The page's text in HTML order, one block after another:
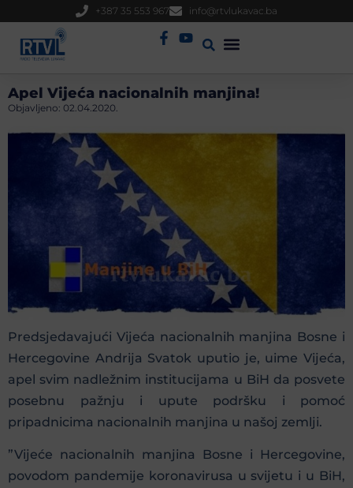
+387 35 553 967 info@rtvlukavac.ba
Apel Vijeća nacionalnih manjina!
Objavljeno: 02.04.2020.
Predsjedavajući Vijeća nacionalnih manjina Bosne i
Hercegovine Andrija Svatok uputio je, uime Vijeća,
apel svim nadležnim institucijama u BiH da posvete
posebnu pažnju i upute podršku i pomoć
pripadnicima nacionalnih manjina u našoj zemlji.
”Vijeće nacionalnih manjina Bosne i Hercegovine,
povodom pandemije koronavirusa u svijetu i u BiH,